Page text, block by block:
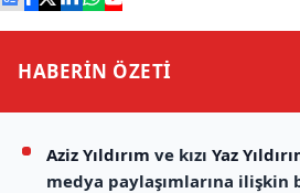
HABERİN ÖZETİ
Aziz Yıldırım ve kızı Yaz
medya paylaşımlarına ilişkin